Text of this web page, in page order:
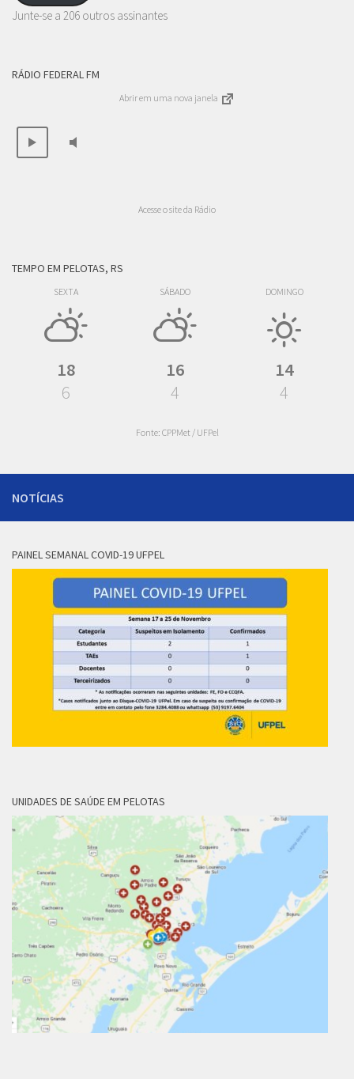
mail
Junte-se a 206 outros assinantes
RÁDIO FEDERAL FM
Abrir em uma nova janela
Acesse o site da Rádio
TEMPO EM PELOTAS, RS
SEXTA
18
6
SÁBADO
16
4
DOMINGO
14
4
Fonte: CPPMet / UFPel
NOTÍCIAS
PAINEL SEMANAL COVID-19 UFPEL
UNIDADES DE SAÚDE EM PELOTAS